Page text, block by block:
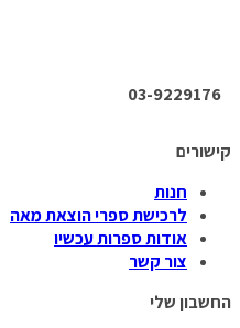
קישורים
חנות
לרכישת ספרי הוצאת מאה
אודות ספרות עכשיו
צור קשר
החשבון שלי